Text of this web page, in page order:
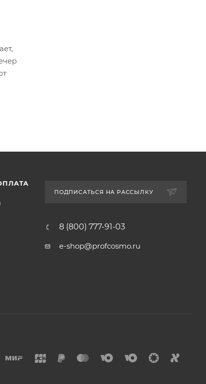
ПОДПИСАТЬСЯ НА РАССЫЛКУ
8 (800) 777-91-03
e-shop@profcosmo.ru